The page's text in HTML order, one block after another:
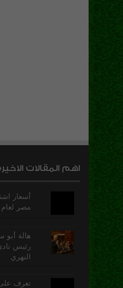
اهم المقالات
أسعار
مصر لعام 2020/
هالة أبو
رئيس
النهري
تعرف